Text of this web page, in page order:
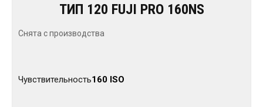
ТИП 120 FUJI PRO 160NS
Снята с производства
Чувствительность160 ISO